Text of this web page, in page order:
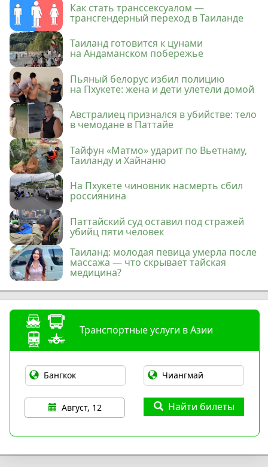
Как стать транссексуалом —
трансгендерный переход в Таиланде
Таиланд готовится к цунами
на Андаманском побережье
Пьяный белорус избил полицию
на Пхукете: жена и дети улетели домой
Австралиец признался в убийстве: тело
в чемодане в Паттайе
Тайфун «Матмо» ударит по Вьетнаму,
Таиланду и Хайнаню
На Пхукете чиновник насмерть сбил
россиянина
Паттайский суд оставил под стражей
убийц пяти человек
Таиланд: молодая певица умерла после
массажа — что скрывает тайская
медицина?
Транспортные услуги в Азии
Август, 12 Найти билеты